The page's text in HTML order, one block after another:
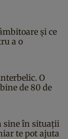
și ce
a o
O
de 80 de
sine în situații
te pot ajuta